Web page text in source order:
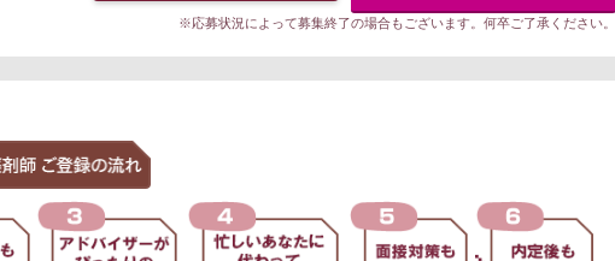
※応募状況によって募集終了の場合もございます。何卒ご了承ください。